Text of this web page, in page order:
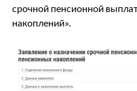
срочной пенсионной
накоплений».